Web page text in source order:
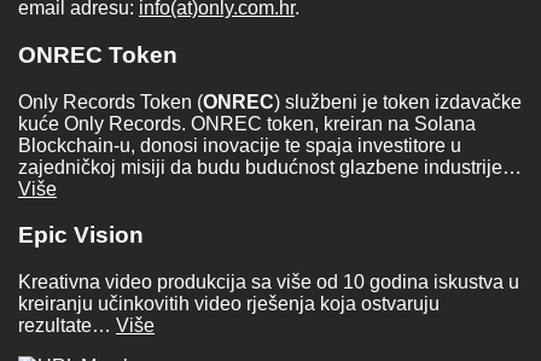
email adresu: info(at)only.com.hr.
ONREC Token
Only Records Token (ONREC) službeni je token izdavačke
kuće Only Records. ONREC token, kreiran na Solana
Blockchain-u, donosi inovacije te spaja investitore u
zajedničkoj misiji da budu budućnost glazbene industrije…
Više
Epic Vision
Kreativna video produkcija sa više od 10 godina iskustva u
kreiranju učinkovitih video rješenja koja ostvaruju
rezultate… Više